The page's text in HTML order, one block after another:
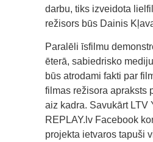
darbu, tiks izveidota
režisors būs Dainis
Paralēli īsfilmu
ēterā, sabiedrisko
būs atrodami fakti par
filmas režisora apraksts
aiz kadra. Savukārt LTV
REPLAY.lv Facebook
projekta ietvaros tapuši